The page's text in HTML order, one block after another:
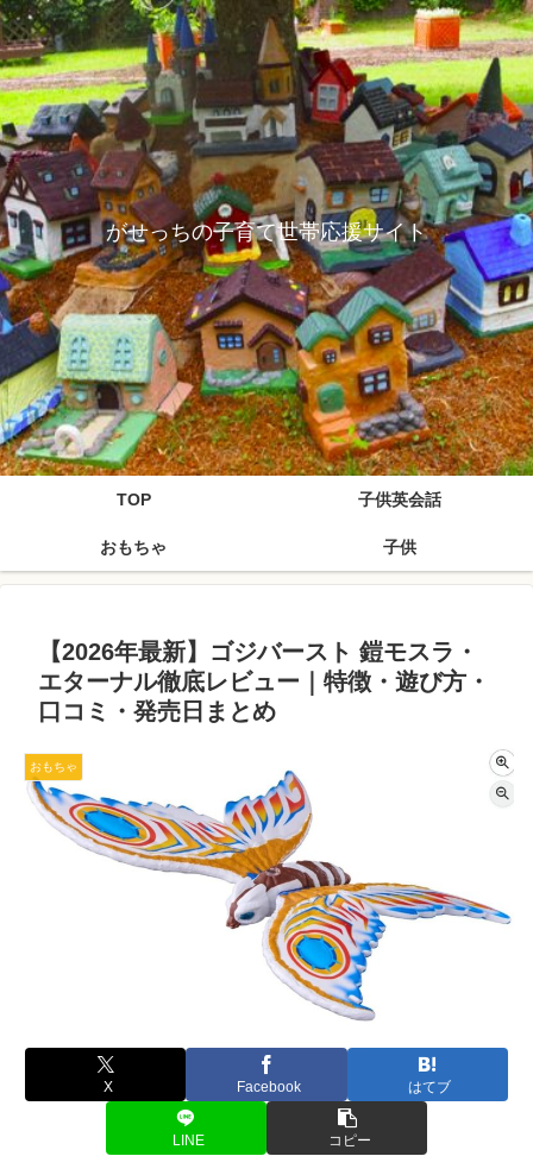
がせっちの子育て世帯応援サイト
TOP 子供英会話
おもちゃ 子供
【2026年最新】ゴジバースト 鎧モスラ・
エターナル徹底レビュー｜特徴・遊び方・
口コミ・発売日まとめ
おもちゃ
X Facebook はてブ
LINE コピー